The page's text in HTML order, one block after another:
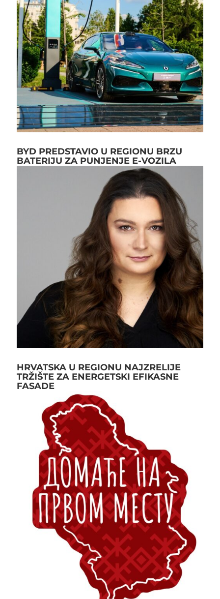
BYD PREDSTAVIO U REGIONU BRZU
BATERIJU ZA PUNJENJE E-VOZILA
HRVATSKA U REGIONU NAJZRELIJE
TRŽIŠTE ZA ENERGETSKI EFIKASNE
FASADE